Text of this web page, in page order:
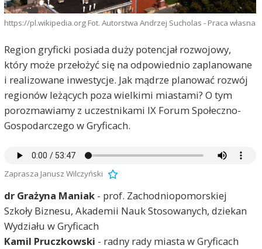
https://pl.wikipedia.org Fot. Autorstwa Andrzej Sucholas - Praca własna
Region gryficki posiada duży potencjał rozwojowy,
który może przełożyć się na odpowiednio zaplanowane
i realizowane inwestycje. Jak mądrze planować rozwój
regionów leżących poza wielkimi miastami? O tym
porozmawiamy z uczestnikami IX Forum Społeczno-
Gospodarczego w Gryficach.
Zaprasza Janusz Wilczyński
dr Grażyna Maniak- prof. Zachodniopomorskiej
Szkoły Biznesu, Akademii Nauk Stosowanych, dziekan
Wydziału w Gryficach
Kamil Pruczkowski - radny rady miasta w Gryficach